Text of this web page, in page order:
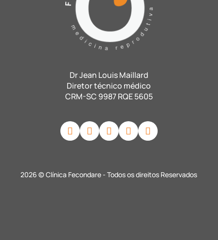
Dr Jean Louis Maillard
Diretor técnico médico
CRM-SC 9987 RQE 5605
2026 © Clínica Fecondare - Todos os direitos Reservados